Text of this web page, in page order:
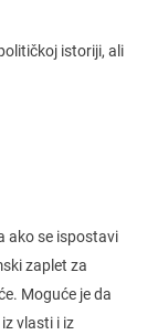
istoriji, ali
ako se ispostavi
zaplet za
Moguće je da
vlasti i iz